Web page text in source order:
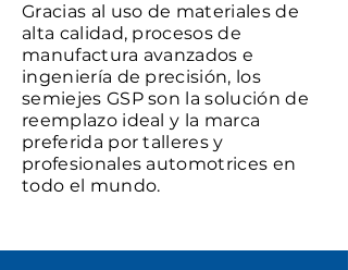
Gracias al uso de materiales de
alta calidad, procesos de
manufactura avanzados e
ingeniería de precisión, los
semiejes GSP son la solución de
reemplazo ideal y la marca
preferida por talleres y
profesionales automotrices en
todo el mundo.